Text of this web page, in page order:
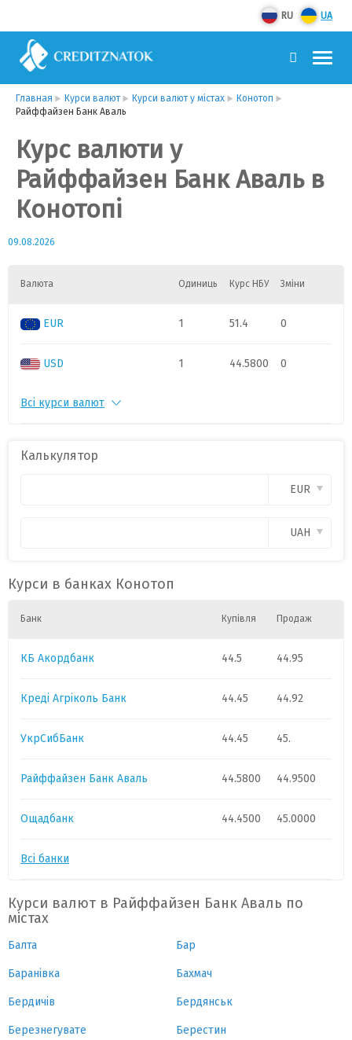
RU UA
Главная Курси валют Курси валют у містах
Конотоп
Райффайзен Банк Аваль
Курс валюти у
Райффайзен Банк Аваль в
Конотопі
09.08.2026
Валюта Одиниць Курс НБУ Зміни
EUR 1 51.4 0
USD 1 44.5800 0
PLN
Всі курси валют
Калькулятор
EUR
UAH
Курси в банках Конотоп
Банк Купівля Продаж
КБ Акордбанк 44.5 44.95
Креді Агріколь Банк 44.45 44.92
УкрСибБанк 44.45 45.
Райффайзен Банк Аваль 44.5800 44.9500
Ощадбанк 44.4500 45.0000
Всі банки
Курси валют в Райффайзен Банк Аваль по
містах
Балта Бар
Баранівка Бахмач
Бердичів Бердянськ
Березнегувате Берестин